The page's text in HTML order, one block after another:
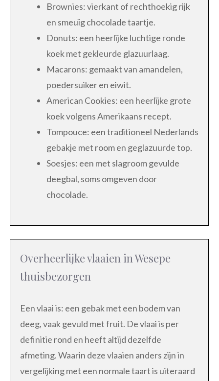
Brownies: vierkant of rechthoekig rijk
en smeuïg chocolade taartje.
Donuts: een heerlijke luchtige ronde
koek met gekleurde glazuurlaag.
Macarons: gemaakt van amandelen,
poedersuiker en eiwit.
American Cookies: een heerlijke grote
koek volgens Amerikaans recept.
Tompouce: een traditioneel Nederlands
gebakje met room en geglazuurde top.
Soesjes: een met slagroom gevulde
deegbal, soms omgeven door
chocolade.
Overheerlijke vlaaien in Wesepe
thuisbezorgen
Een vlaai is: een gebak met een bodem van
deeg, vaak gevuld met fruit. De vlaai is per
definitie rond en heeft altijd dezelfde
afmeting. Waarin deze vlaaien anders zijn in
vergelijking met een normale taart is uiteraard